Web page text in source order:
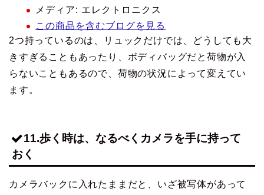
メディア: エレクトロニクス
この商品を含むブログを見る
2つ持っているのは、リュックだけでは、どうしても大
きすぎることもあったり、ボディバッグだと荷物が入
らないこともあるので、荷物の状況によって変えてい
ます。
11.歩く時は、なるべくカメラを手に持って
おく
カメラバックに入れたままだと、いざ被写体があって